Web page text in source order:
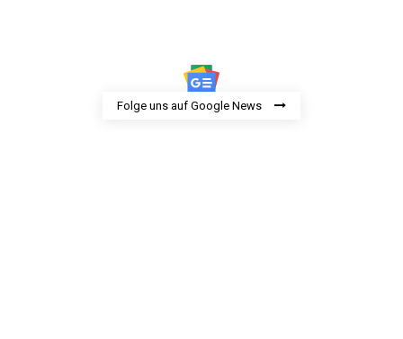
Folge uns auf Google News